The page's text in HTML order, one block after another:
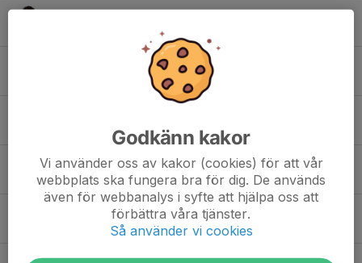
9. Charlie Adolfsson
15. Simon Elofsson
19. Simon Rydén
Godkänn kakor
Vi använder oss av kakor (cookies) för att vår
webbplats ska fungera bra för dig. De används
även för webbanalys i syfte att hjälpa oss att
förbättra våra tjänster.
Så använder vi cookies